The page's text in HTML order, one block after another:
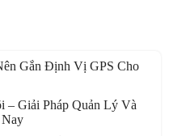
Gắn Định Vị GPS Cho
Giải Pháp Quản Lý Và